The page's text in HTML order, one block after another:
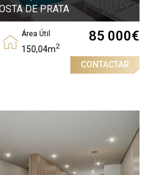
DE PRATA
Área Útil
150,04m2
85 000€
CONTACTAR